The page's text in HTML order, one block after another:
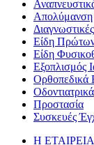
Απολύμανση
Είδη
Είδη
Εξοπλισμός
Ορθοπεδικά
Οδοντιατρικά
Προστασία
Συσκευές
Η ΕΤΑΙΡΕΙΑ